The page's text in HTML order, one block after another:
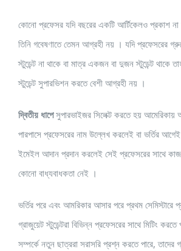
কোনো প্রফেসর যদি বছরের একটি আর্টিকেলও প্রকাশ
তিনি গবেষণাতে তেমন আগ্রহী নয় । যদি প্রফেসরের
স্টুডেন্ট না থাকে বা মাত্র একজন বা দুজন স্টুডেন্ট থাকে
স্টুডেন্ট সুপারভিশন করতে বেশী আগ্রহী নয় ।
দ্বিতীয় ধাপেসুপারভাইজর সিলেক্ট করতে হয় আমেরিকায়
পারপাসে প্রফেসরের নাম উল্লেখ করলেই বা ভর্তির
ইমেইল আদান প্রদান করলেই সেই প্রফেসরের সাথে
কোনো বাধ্যবাধকতা নেই ।
ভর্তির পরে এবং আমরিকার আসার পরে প্রথম
গ্রাজুয়েট স্টুডেন্টরা বিভিন্ন প্রফেসরের সাথে মিটিং করতে
সম্পর্কে নতুন ছাত্ররা সরাসরি প্রশ্ন করতে পারে,